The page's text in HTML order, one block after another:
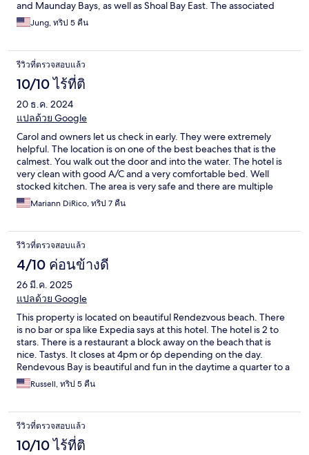
and Maunday Bays, as well as Shoal Bay East. The associated
Tasty’s restaurant has excellent cuisine. There are
complimentary transport to and from the resort, and well as an
Jung, ทริป 5 คืน
รีวิวที่ตรวจสอบแล้ว
10/10 ไร้ที่ติ
20 ธ.ค. 2024
แปลด้วย Google
Carol and owners let us check in early. They were extremely
helpful. The location is on one of the best beaches that is the
calmest. You walk out the door and into the water. The hotel is
very clean with good A/C and a very comfortable bed. Well
stocked kitchen. The area is very safe and there are multiple
staff to solve any potential problems. Driving around the island
is very easy and accessible. Complimentary breakfast was
Hotel.
Mariann DiRico, ทริป 7 คืน
รีวิวที่ตรวจสอบแล้ว
4/10 ค่อนข้างดี
26 มี.ค. 2025
แปลด้วย Google
This property is located on beautiful Rendezvous beach. There
is no bar or spa like Expedia says at this hotel. The hotel is 2 to
stars. There is a restaurant a block away on the beach that is
nice. Tastys. It closes at 4pm or 6p depending on the day.
Rendevous Bay is beautiful and fun in the daytime a quarter to a
whole mile away from this hotel. Tastys and sunshine grill. Ghost
town at night. You are on a dirt road in the dark at night. No one
false advertising. I would not say here again for the price we
paid. We learned in Anguilla
Russell, ทริป 5 คืน
รีวิวที่ตรวจสอบแล้ว
10/10 ไร้ที่ติ